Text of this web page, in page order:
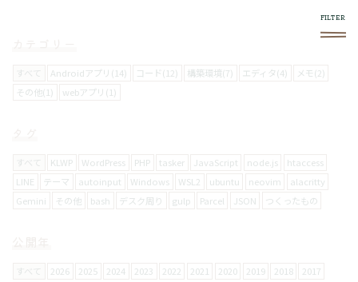
すべて Androidアプリ(14) コード(12) 構築環境(7) エディタ(4)
メモ(2)
その他(1)
webアプリ(1)
すべて KLWP WordPress PHP tasker JavaScript node.js
htaccess
LINE
テーマ autoinput Windows WSL2 ubuntu neovim
alacritty
Gemini
その他 bash デスク周り gulp Parcel JSON つくったもの
すべて 2026 2025 2024 2023 2022 2021 2020 2019 2018
2017
このブログについて
ていきます。
使い方